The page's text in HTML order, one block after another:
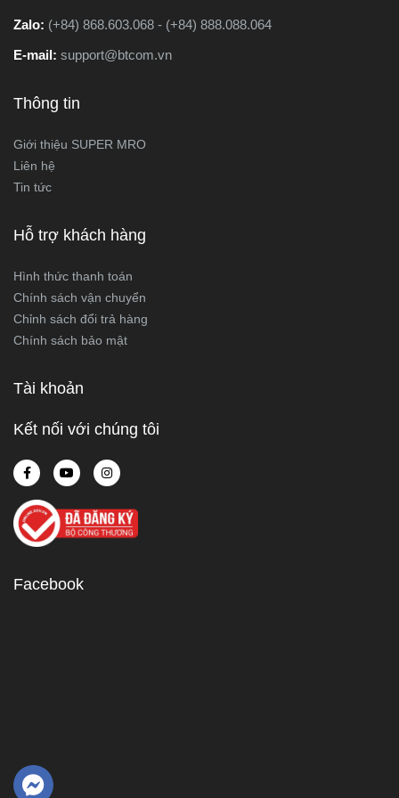
Zalo: (+84) 868.603.068 - (+84) 888.088.064
E-mail: support@btcom.vn
Thông tin
Giới thiệu SUPER MRO
Liên hệ
Tin tức
Hỗ trợ khách hàng
Hình thức thanh toán
Chính sách vận chuyển
Chỉnh sách đổi trả hàng
Chính sách bảo mật
Tài khoản
Kết nối với chúng tôi
Facebook